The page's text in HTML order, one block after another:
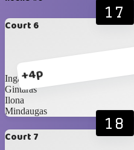
Court 6
+4p
17
Inga D
Gintaras
Ilona
Mindaugas
Court 7
18